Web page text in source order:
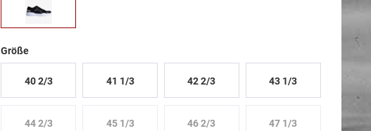
Größe
40 2/3 41 1/3 42 2/3 43 1/3
44 2/3 45 1/3 46 2/3 47 1/3